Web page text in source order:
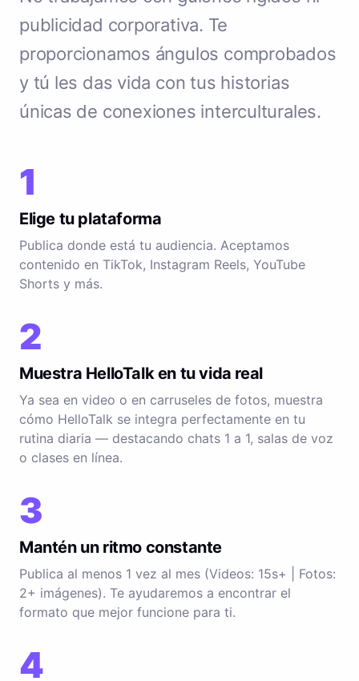
publicidad corporativa. Te
proporcionamos ángulos comprobados
y tú les das vida con tus historias
únicas de conexiones interculturales.
1
Elige tu plataforma
Publica donde está tu audiencia. Aceptamos
contenido en TikTok, Instagram Reels, YouTube
Shorts y más.
2
Muestra HelloTalk en tu vida real
Ya sea en video o en carruseles de fotos, muestra
cómo HelloTalk se integra perfectamente en tu
rutina diaria — destacando chats 1 a 1, salas de voz
o clases en línea.
3
Mantén un ritmo constante
Publica al menos 1 vez al mes (Videos: 15s+ | Fotos:
2+ imágenes). Te ayudaremos a encontrar el
formato que mejor funcione para ti.
4